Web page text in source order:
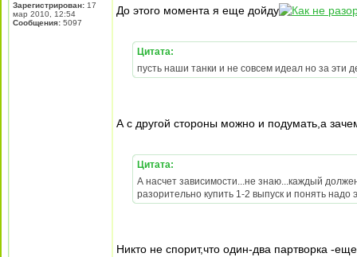
Зарегистрирован: 17
мар 2010, 12:54
Сообщения: 5097
До этого момента я еще дойду
Цитата:
пусть наши танки и не совсем идеал но за эти
А с другой стороны можно и подумать,а
Цитата:
А насчет зависимости...не знаю...каждый
разорительно купить 1-2 выпуск и понять надо
Никто не спорит,что один-два партворка -